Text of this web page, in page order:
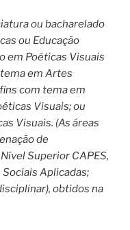
ou bacharelado
ou Educação
em Poéticas Visuais
em Artes
com tema em
Visuais; ou
Visuais. (As áreas
de
Superior CAPES,
Aplicadas;
obtidos na